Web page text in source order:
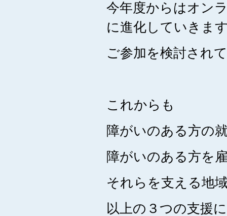
今年度からはオン
に進化していきま
ご参加を検討され
これからも
障がいのある方の
障がいのある方を
それらを支える地
以上の３つの支援